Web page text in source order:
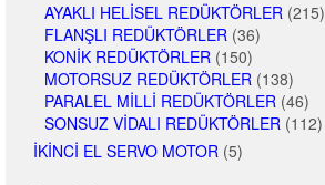
AYAKLI HELISEL REDÜKTÖRLER (215)
FLANŞLI REDÜKTÖRLER (36)
KONIK REDÜKTÖRLER (150)
MOTORSUZ REDÜKTÖRLER (138)
PARALEL MILLI REDÜKTÖRLER (46)
SONSUZ VIDALI REDÜKTÖRLER (112)
İKINCI EL SERVO MOTOR (5)